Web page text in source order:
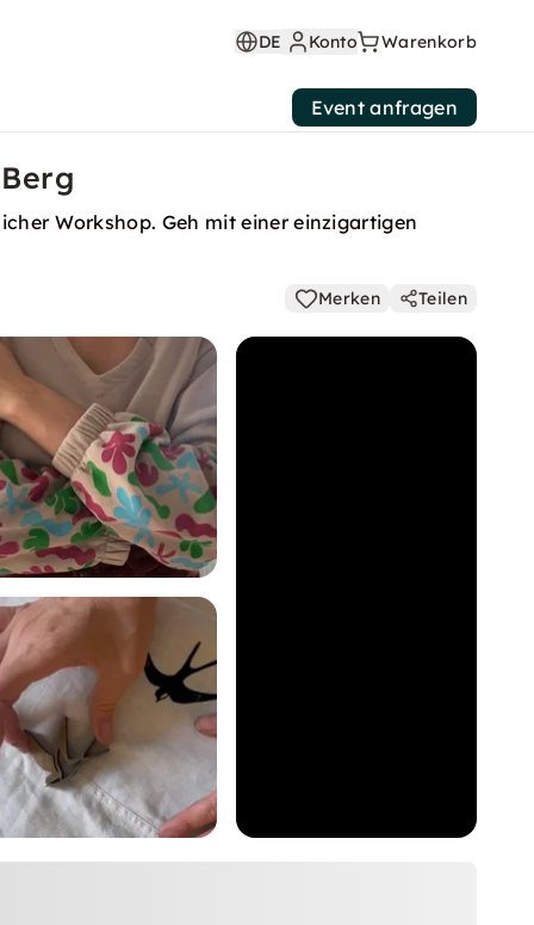
DE Konto Warenkorb
Event anfragen
Workshop. Geh mit einer einzigartigen
Merken Teilen